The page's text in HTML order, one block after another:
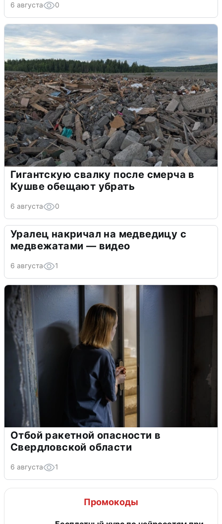
6 августа 0
Гигантскую свалку после смерча в
Кушве обещают убрать
6 августа 0
Уралец накричал на медведицу с
медвежатами — видео
6 августа 1
Отбой ракетной опасности в
Свердловской области
6 августа 1
Промокоды